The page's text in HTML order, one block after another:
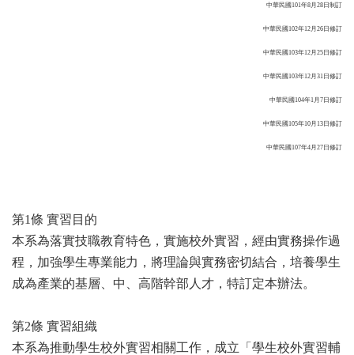
中華民國101年8月28日制訂
中華民國102年12月26日修訂
中華民國103年12月25日修訂
中華民國103年12月31日修訂
中華民國104年1月7日修訂
中華民國105年10月13日修訂
中華民國107年4月27日修訂
第1條 實習目的
本系為落實技職教育特色，實施校外實習，經由實務操作過
程，加強學生專業能力，將理論與實務密切結合，培養學生
成為產業的基層、中、高階幹部人才，特訂定本辦法。
第2條 實習組織
本系為推動學生校外實習相關工作，成立「學生校外實習輔